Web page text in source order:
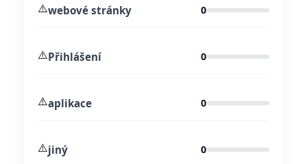
⚠️webové stránky 0
⚠️Přihlášení 0
⚠️aplikace 0
⚠️jiný 0